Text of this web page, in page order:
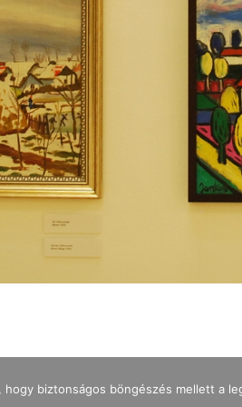
IMPRESSZUM ADATKEZELÉS
biztonságos böngészés mellett a